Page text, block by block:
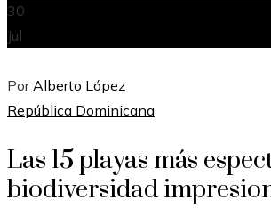
30
Jul
Por Alberto López
República Dominicana
Las 15 playas más
biodiversidad